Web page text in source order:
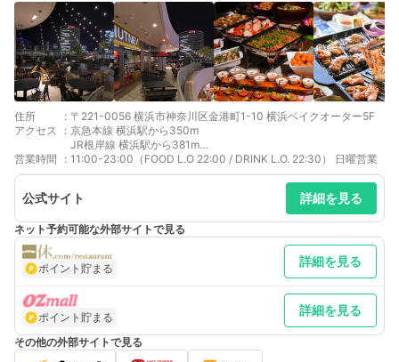
住所 : 〒221-0056 横浜市神奈川区金港町1-10 横浜ベイクオーター5F
アクセス
: 京急本線 横浜駅から350m
JR根岸線 横浜駅から381m
JR横須賀線 横浜駅から381m
JR成田エクスプレス 横浜駅から381m
営業時間 : 11:00-23:00（FOOD L.O 22:00 / DRINK L.O. 22:30） 日曜営業
公式サイト 詳細を見る
ネット予約可能な外部サイトで見る
ポイント貯まる 詳細を見る
ポイント貯まる 詳細を見る
その他の外部サイトで見る